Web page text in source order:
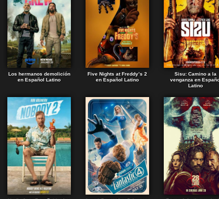
Los hermanos demolición
en Español Latino
Five Nights at Freddy’s 2
en Español Latino
Sisu: Camino a la
venganza en
Latino